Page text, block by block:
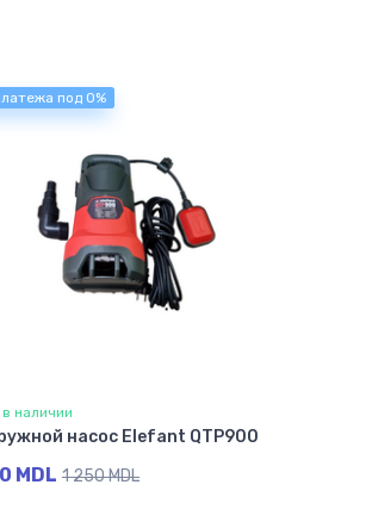
под 0%
наличии
насос Elefant QTP900
MDL 1 250 MDL